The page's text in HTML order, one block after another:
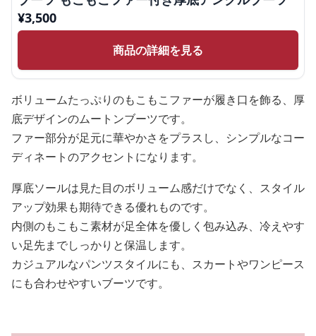
¥3,500
商品の詳細を見る
ボリュームたっぷりのもこもこファーが履き口を飾る、厚
底デザインのムートンブーツです。
ファー部分が足元に華やかさをプラスし、シンプルなコー
ディネートのアクセントになります。
厚底ソールは見た目のボリューム感だけでなく、スタイル
アップ効果も期待できる優れものです。
内側のもこもこ素材が足全体を優しく包み込み、冷えやす
い足先までしっかりと保温します。
カジュアルなパンツスタイルにも、スカートやワンピース
にも合わせやすいブーツです。